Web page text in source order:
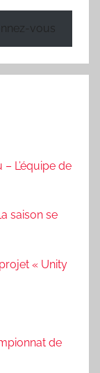
vous
L’équipe de
saison se
« Unity
de